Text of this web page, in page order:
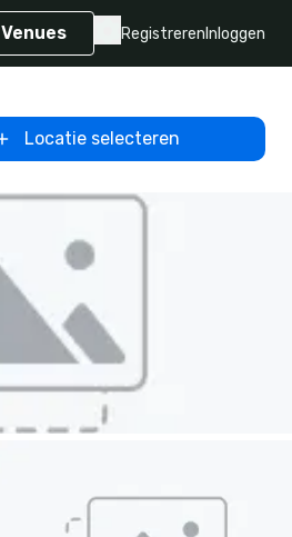
Venues Registreren Inloggen
Locatie selecteren